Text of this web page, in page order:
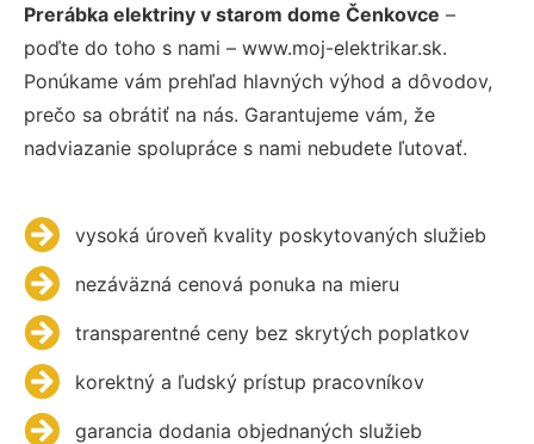
Prerábka elektriny v starom dome Čenkovce –
poďte do toho s nami – www.moj-elektrikar.sk.
Ponúkame vám prehľad hlavných výhod a dôvodov,
prečo sa obrátiť na nás. Garantujeme vám, že
nadviazanie spolupráce s nami nebudete ľutovať.
vysoká úroveň kvality poskytovaných služieb
nezáväzná cenová ponuka na mieru
transparentné ceny bez skrytých poplatkov
korektný a ľudský prístup pracovníkov
garancia dodania objednaných služieb